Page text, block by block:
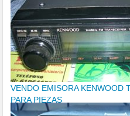
VENDO EMISORA KENWOOD
PARA PIEZAS